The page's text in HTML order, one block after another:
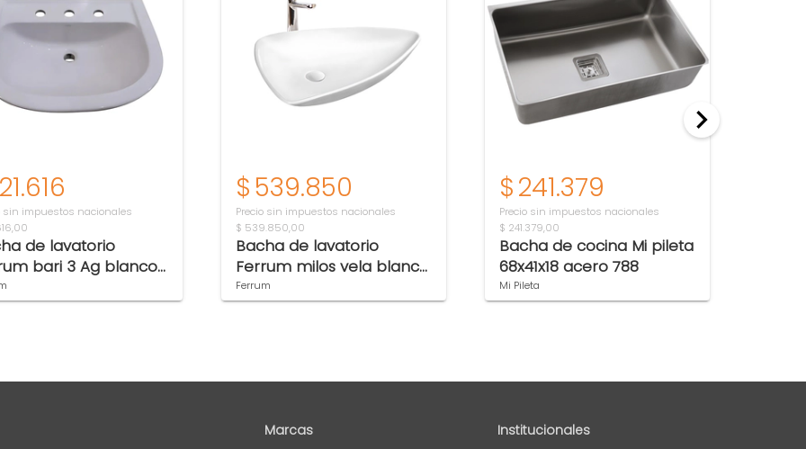
sin impuestos nacionales
de lavatorio
bari 3 Ag blanco
LV-300-BL
$539.850
Precio sin impuestos nacionales
$ 539.850,00
Bacha de lavatorio
Ferrum milos vela blanca
MLS-BH-002-BL
Ferrum
$241.379
Precio sin impuestos nacionales
$ 241.379,00
Bacha de cocina Mi pileta
68x41x18 acero 788
Mi Pileta
Marcas
Institucionales